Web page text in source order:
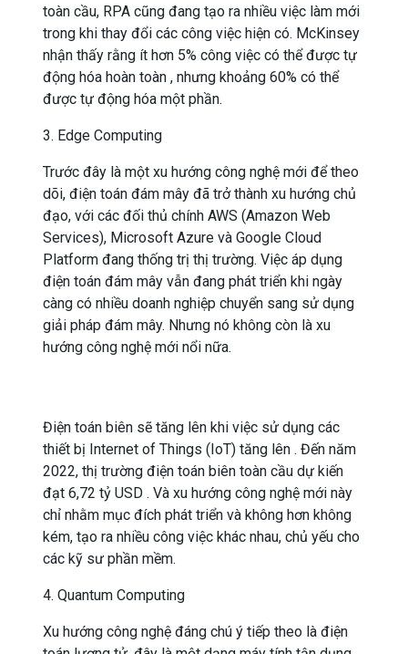
toàn cầu, RPA cũng đang tạo ra nhiều việc làm mới
trong khi thay đổi các công việc hiện có. McKinsey
nhận thấy rằng ít hơn 5% công việc có thể được tự
động hóa hoàn toàn , nhưng khoảng 60% có thể
được tự động hóa một phần.
3. Edge Computing
Trước đây là một xu hướng công nghệ mới để theo
dõi, điện toán đám mây đã trở thành xu hướng chủ
đạo, với các đối thủ chính AWS (Amazon Web
Services), Microsoft Azure và Google Cloud
Platform đang thống trị thị trường. Việc áp dụng
điện toán đám mây vẫn đang phát triển khi ngày
càng có nhiều doanh nghiệp chuyển sang sử dụng
giải pháp đám mây. Nhưng nó không còn là xu
hướng công nghệ mới nổi nữa.
Điện toán biên sẽ tăng lên khi việc sử dụng các
thiết bị Internet of Things (IoT) tăng lên . Đến năm
2022, thị trường điện toán biên toàn cầu dự kiến ​​
đạt 6,72 tỷ USD . Và xu hướng công nghệ mới này
chỉ nhằm mục đích phát triển và không hơn không
kém, tạo ra nhiều công việc khác nhau, chủ yếu cho
các kỹ sư phần mềm.
4. Quantum Computing
Xu hướng công nghệ đáng chú ý tiếp theo là điện